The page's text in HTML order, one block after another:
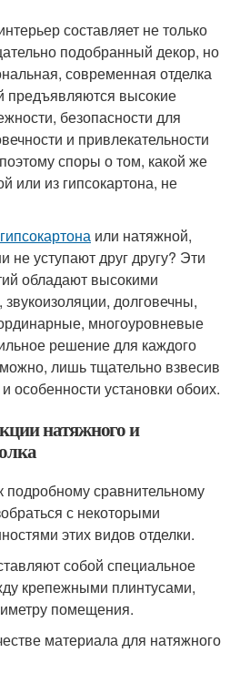
составляет не только
подобранный декор, но
современная отделка
предъявляются высокие
безопасности для
и привлекательности
споры о том, какой же
или из гипсокартона, не
или натяжной,
не уступают друг другу? Эти
обладают высокими
долговечны,
многоуровневые
решение для каждого
лишь тщательно взвесив
особенности установки обоих.
натяжного и
подробному сравнительному
с некоторыми
этих видов отделки.
собой специальное
крепежными плинтусами,
помещения.
материала для натяжного